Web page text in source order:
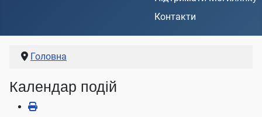
Контакти
Головна
Календар подій